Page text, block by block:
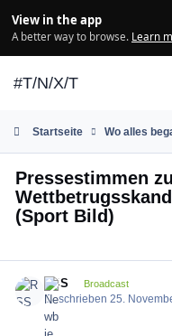
View in the app
A better way to browse. Learn
#T/N/X/T
Startseite Wo alles
Pressestimmen
(Sport Bild)
RSS Broadcast
Geschrieben25.